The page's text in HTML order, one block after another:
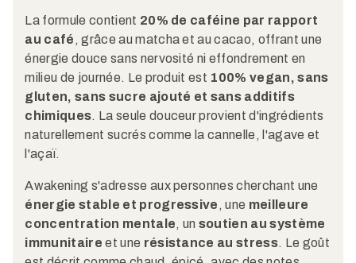
La formule contient 20% de caféine par rapport
au café , grâce au matcha et au cacao, offrant une
énergie douce sans nervosité ni effondrement en
milieu de journée. Le produit est 100% vegan, sans
gluten, sans sucre ajouté et sans additifs
chimiques. La seule douceur provient d'ingrédients
naturellement sucrés comme la cannelle, l'agave et
l'açaï.
Awakening s'adresse aux personnes cherchant une
énergie stable et progressive , une meilleure
concentration mentale, un soutien au système
immunitaire et une résistance au stress. Le goût